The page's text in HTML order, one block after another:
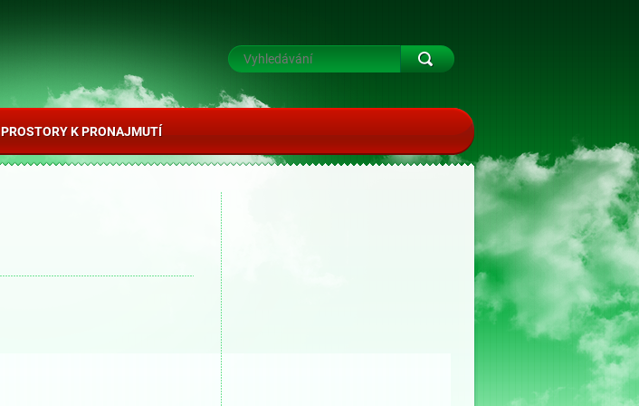
PROSTORY K PRONAJMUTÍ